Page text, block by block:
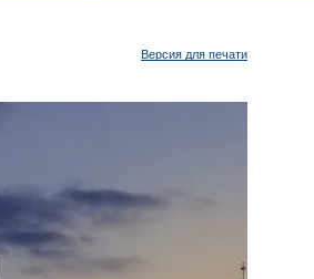
Версия для печати